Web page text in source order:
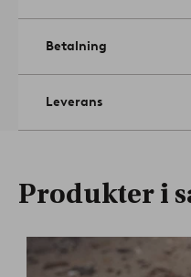
Betalning
Leverans
Produkter i